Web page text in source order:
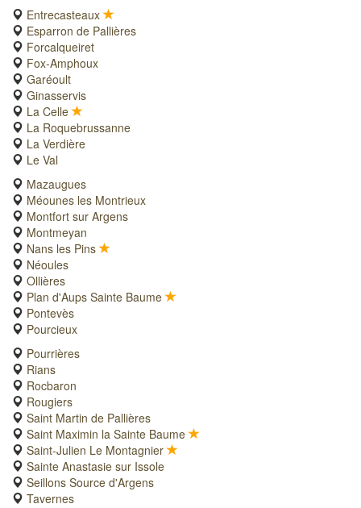
Entrecasteaux
Esparron de Pallières
Forcalqueiret
Fox-Amphoux
Garéoult
Ginasservis
La Celle
La Roquebrussanne
La Verdière
Le Val
Mazaugues
Méounes les Montrieux
Montfort sur Argens
Montmeyan
Nans les Pins
Néoules
Ollières
Plan d'Aups Sainte Baume
Pontevès
Pourcieux
Pourrières
Rians
Rocbaron
Rougiers
Saint Martin de Pallières
Saint Maximin la Sainte Baume
Saint-Julien Le Montagnier
Sainte Anastasie sur Issole
Seillons Source d'Argens
Tavernes